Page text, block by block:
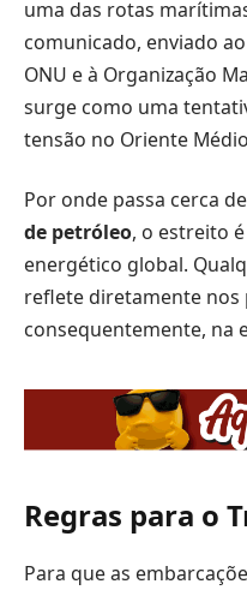
uma das rotas
comunicado, enviado
ONU e à Organização
surge como uma
tensão no Oriente
Por onde passa cerca de
de petróleo, o estreito
energético global.
reflete diretamente nos
consequentemente, na
Regras para o
Para que as